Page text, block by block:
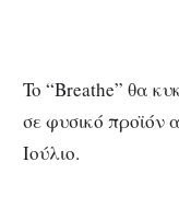
To “Breathe” θα
σε φυσικό
Ιούλιο.